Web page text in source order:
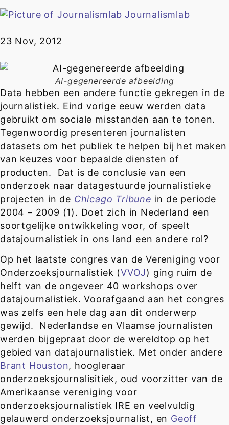
Journalismlab
23 Nov, 2012
AI-gegenereerde afbeelding
Data hebben een andere functie gekregen in de
journalistiek. Eind vorige eeuw werden data
gebruikt om sociale misstanden aan te tonen.
Tegenwoordig presenteren journalisten
datasets om het publiek te helpen bij het maken
van keuzes voor bepaalde diensten of
producten. Dat is de conclusie van een
onderzoek naar datagestuurde journalistieke
projecten in de Chicago Tribune in de periode
2004 – 2009 (1). Doet zich in Nederland een
soortgelijke ontwikkeling voor, of speelt
datajournalistiek in ons land een andere rol?
Op het laatste congres van de Vereniging voor
Onderzoeksjournalistiek (VVOJ) ging ruim de
helft van de ongeveer 40 workshops over
datajournalistiek. Voorafgaand aan het congres
was zelfs een hele dag aan dit onderwerp
gewijd. Nederlandse en Vlaamse journalisten
werden bijgepraat door de wereldtop op het
gebied van datajournalistiek. Met onder andere
Brant Houston, hoogleraar
onderzoeksjournalisitiek, oud voorzitter van de
Amerikaanse vereniging voor
onderzoeksjournalistiek IRE en veelvuldig
gelauwerd onderzoeksjournalist, en Geoff